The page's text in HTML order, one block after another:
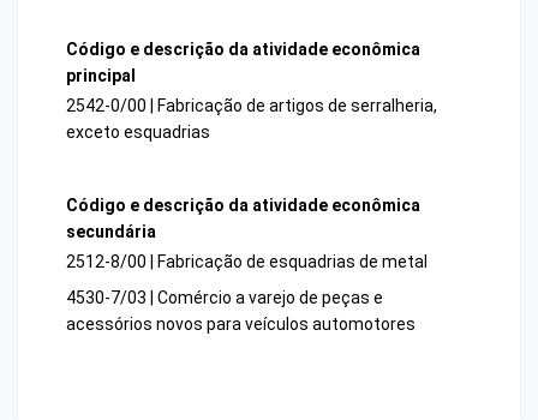
Código e descrição da atividade econômica
principal
2542-0/00 | Fabricação de artigos de serralheria,
exceto esquadrias
Código e descrição da atividade econômica
secundária
2512-8/00 | Fabricação de esquadrias de metal
4530-7/03 | Comércio a varejo de peças e
acessórios novos para veículos automotores